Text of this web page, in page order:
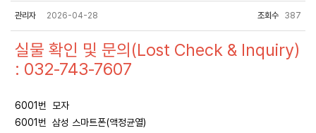
관리자 2026-04-28 조회수 387
실물 확인 및 문의(Lost Check & Inquiry)
: 032-743-7607
6001번 모자
6001번 삼성 스마트폰(액정균열)